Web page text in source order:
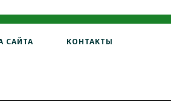
САЙТА КОНТАКТЫ